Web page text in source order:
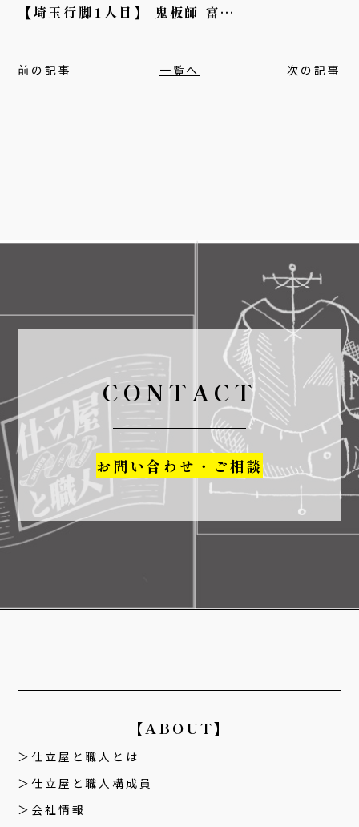
【埼玉行脚1人目】 鬼板師 富…
前の記事 一覧へ 次の記事
CONTACT
お問い合わせ・ご相談
【ABOUT】
仕立屋と職人とは
仕立屋と職人構成員
会社情報